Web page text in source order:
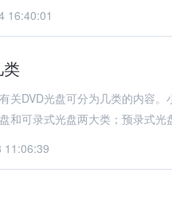
16:40:01
类
关DVD光盘可分为几类的内容
和可录式光盘两大类；预录式光
11:06:39